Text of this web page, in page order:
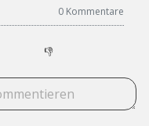
0 Kommentare
👎